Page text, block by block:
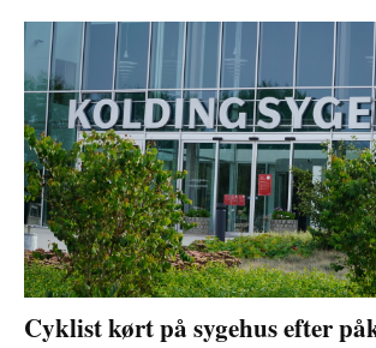
Cyklist kørt på sygehus efter